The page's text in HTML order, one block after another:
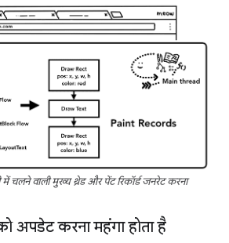
चलने वाली मुख्य थ्रेड और पेंट रिकॉर्ड जनरेट करना
अपडेट करना महंगा होता है